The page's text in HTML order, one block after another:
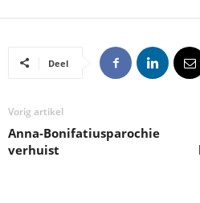
Deel
Vorig artikel
Anna-Bonifatiusparochie
verhuist